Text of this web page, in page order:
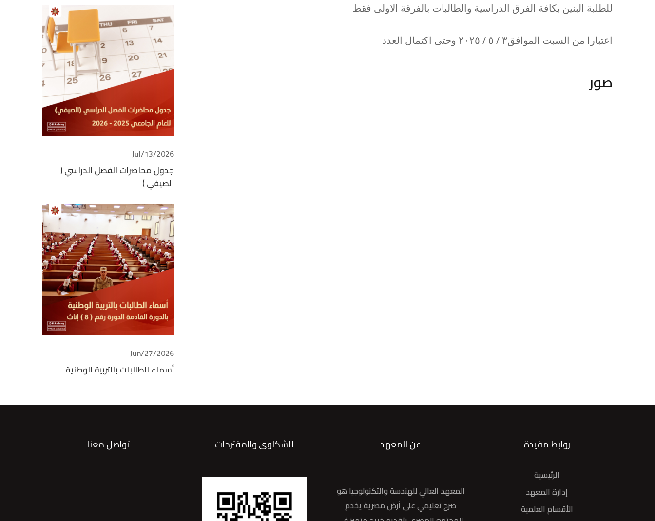
للطلبة البنين بكافة الفرق الدراسية والطالبات بالفرقة الاولى فقط
اعتبارا من السبت الموافق٣ / ٥ / ٢٠٢٥ وحتى اكتمال العدد
صور
2026/Jul/13
جدول محاضرات الفصل الدراسي (
الصيفي )
2026/Jun/27
أسماء الطالبات بالتربية الوطنية
روابط مفيدة
الرئيسية
إدارة المعهد
الأقسام العلمية
عن المعهد
المعهد العالي للهندسة والتكنولوجيا هو
صرح تعليمي على أرض مصرية يخدم
للشكاوى والمقترحات تواصل معنا